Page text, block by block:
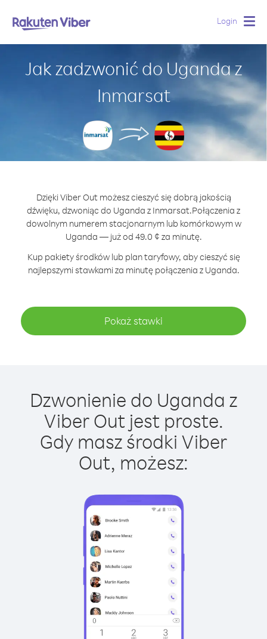
Login
Jak zadzwonić do Uganda z
Inmarsat
Dzięki Viber Out możesz cieszyć się dobrą jakością
dźwięku, dzwoniąc do Uganda z Inmarsat.Połączenia z
dowolnym numerem stacjonarnym lub komórkowym w
Uganda — już od 49.0 ¢ za minutę.
Kup pakiety środków lub plan taryfowy, aby cieszyć się
najlepszymi stawkami za minutę połączenia z Uganda.
Pokaż stawki
Dzwonienie do Uganda z
Viber Out jest proste.
Gdy masz środki Viber
Out, możesz: